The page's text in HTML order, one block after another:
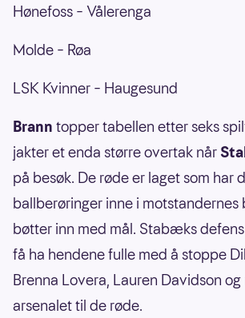
Hønefoss – Vålerenga
Molde – Røa
LSK Kvinner – Haugesund
Brann topper tabellen etter seks
jakter et enda større overtak når
på besøk. De røde er laget som har
ballberøringer inne i motstandernes
bøtter inn med mål. Stabæks
få ha hendene fulle med å stoppe
Brenna Lovera, Lauren Davidson
arsenalet til de røde.